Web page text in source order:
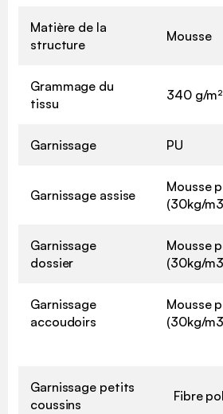
Matière de la
structure
Mousse
Grammage du
tissu
340 g/m²
Garnissage PU
Garnissage assise
Mousse
(30kg/
Garnissage
dossier
Mousse
(30kg/
Garnissage
accoudoirs
Mousse
(30kg/
Garnissage petits
coussins
Fibre